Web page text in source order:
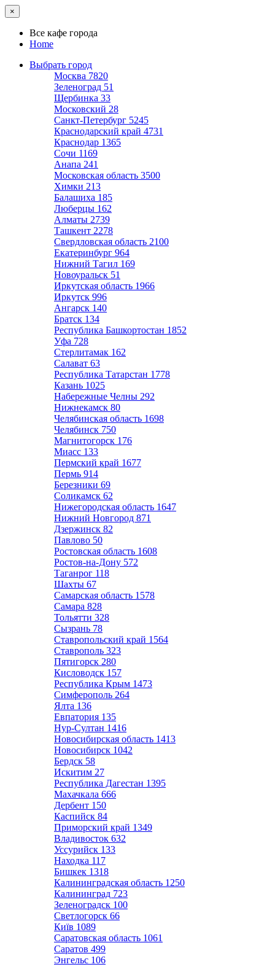
×
Все кафе города
Home
Выбрать город
Москва 7820
Зеленоград 51
Щербинка 33
Московский 28
Санкт-Петербург 5245
Краснодарский край 4731
Краснодар 1365
Сочи 1169
Анапа 241
Московская область 3500
Химки 213
Балашиха 185
Люберцы 162
Алматы 2739
Ташкент 2278
Свердловская область 2100
Екатеринбург 964
Нижний Тагил 169
Новоуральск 51
Иркутская область 1966
Иркутск 996
Ангарск 140
Братск 134
Республика Башкортостан 1852
Уфа 728
Стерлитамак 162
Салават 63
Республика Татарстан 1778
Казань 1025
Набережные Челны 292
Нижнекамск 80
Челябинская область 1698
Челябинск 750
Магнитогорск 176
Миасс 133
Пермский край 1677
Пермь 914
Березники 69
Соликамск 62
Нижегородская область 1647
Нижний Новгород 871
Дзержинск 82
Павлово 50
Ростовская область 1608
Ростов-на-Дону 572
Таганрог 118
Шахты 67
Самарская область 1578
Самара 828
Тольятти 328
Сызрань 78
Ставропольский край 1564
Ставрополь 323
Пятигорск 280
Кисловодск 157
Республика Крым 1473
Симферополь 264
Ялта 136
Евпатория 135
Нур-Султан 1416
Новосибирская область 1413
Новосибирск 1042
Бердск 58
Искитим 27
Республика Дагестан 1395
Махачкала 666
Дербент 150
Каспийск 84
Приморский край 1349
Владивосток 632
Уссурийск 133
Находка 117
Бишкек 1318
Калининградская область 1250
Калининград 723
Зеленоградск 100
Светлогорск 66
Київ 1089
Саратовская область 1061
Саратов 499
Энгельс 106